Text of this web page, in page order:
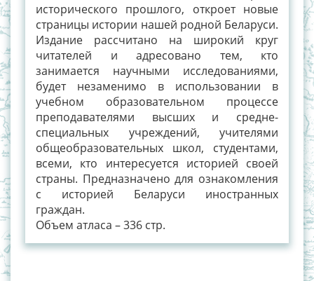
исторического прошлого, откроет новые
страницы истории нашей родной Беларуси.
Издание рассчитано на широкий круг
читателей и адресовано тем, кто
занимается научными исследованиями,
будет незаменимо в использовании в
учебном образовательном процессе
преподавателями высших и средне-
специальных учреждений, учителями
общеобразовательных школ, студентами,
всеми, кто интересуется историей своей
страны. Предназначено для ознакомления
с историей Беларуси иностранных
граждан.
Объем атласа – 336 стр.